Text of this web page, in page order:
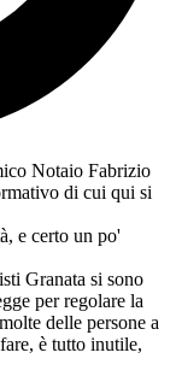
Notaio Fabrizio
di cui qui si
e certo un po'
Granata si sono
per regolare la
delle persone a
è tutto inutile,